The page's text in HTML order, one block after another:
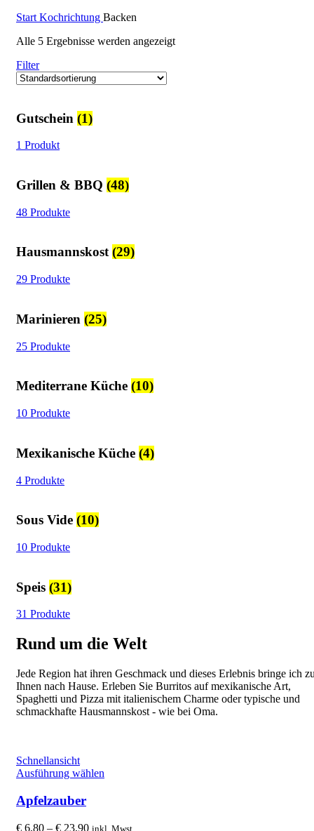
Start Kochrichtung Backen
Alle 5 Ergebnisse werden angezeigt
Filter
Gutschein (1)
1 Produkt
Grillen & BBQ (48)
48 Produkte
Hausmannskost(29)
29 Produkte
Marinieren (25)
25 Produkte
Mediterrane Küche (10)
10 Produkte
Mexikanische Küche (4)
4 Produkte
Sous Vide (10)
10 Produkte
Speis (31)
31 Produkte
Rund um die Welt
Jede Region hat ihren Geschmack und dieses Erlebnis bringe ich
Ihnen nach Hause. Erleben Sie Burritos auf mexikanische Art,
Spaghetti und Pizza mit italienischem Charme oder typische und
schmackhafte Hausmannskost - wie bei Oma.
Schnellansicht
Ausführung wählen
Varianten
Apfelzauber
€ 6,80 – € 23,90Preisspanne:
inkl. Mwst